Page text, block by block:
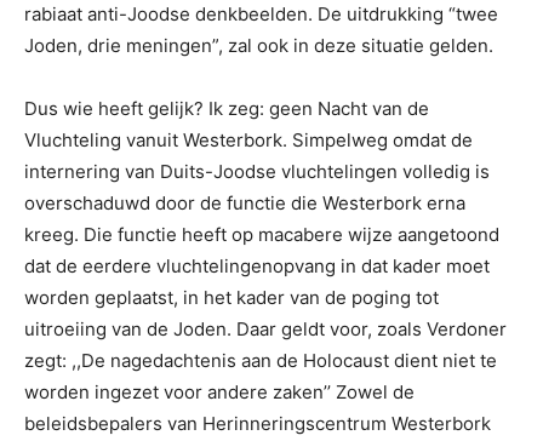
rabiaat anti-Joodse denkbeelden. De uitdrukking “twee
Joden, drie meningen”, zal ook in deze situatie gelden.
Dus wie heeft gelijk? Ik zeg: geen Nacht van de
Vluchteling vanuit Westerbork. Simpelweg omdat de
internering van Duits-Joodse vluchtelingen volledig is
overschaduwd door de functie die Westerbork erna
kreeg. Die functie heeft op macabere wijze aangetoond
dat de eerdere vluchtelingenopvang in dat kader moet
worden geplaatst, in het kader van de poging tot
uitroeiing van de Joden. Daar geldt voor, zoals Verdoner
zegt: ,,De nagedachtenis aan de Holocaust dient niet te
worden ingezet voor andere zaken’’ Zowel de
beleidsbepalers van Herinneringscentrum Westerbork